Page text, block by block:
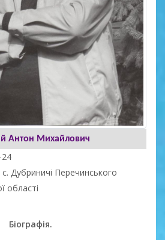
Антон Михайлович
24
с. Дубриничі Перечинського
області
Біографія.